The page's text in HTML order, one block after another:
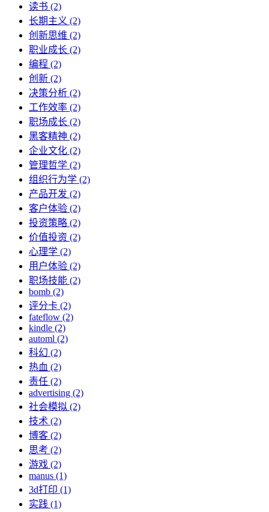
读书 (2)
长期主义 (2)
创新思维 (2)
职业成长 (2)
编程 (2)
创新 (2)
决策分析 (2)
工作效率 (2)
职场成长 (2)
黑客精神 (2)
企业文化 (2)
管理哲学 (2)
组织行为学 (2)
产品开发 (2)
客户体验 (2)
投资策略 (2)
价值投资 (2)
心理学 (2)
用户体验 (2)
职场技能 (2)
bomb (2)
评分卡 (2)
fateflow (2)
kindle (2)
automl (2)
科幻 (2)
热血 (2)
责任 (2)
advertising (2)
社会模拟 (2)
技术 (2)
博客 (2)
思考 (2)
游戏 (2)
manus (1)
3d打印 (1)
实践 (1)